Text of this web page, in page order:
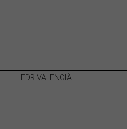
EDR VALENCIÀ